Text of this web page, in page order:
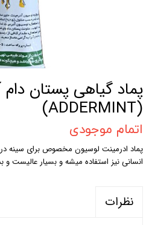
پماد گیاهی پستان دام
(ADDERMINT)
اتمام موجودی
پماد ادرمینت لوسیون مخصوص برای سینه
انسانی نیز استفاده میشه و بسیار عالیست
نظرات